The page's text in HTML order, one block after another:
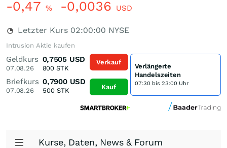
-0,47 % -0,0036 USD
Letzter Kurs 02:00:00 NYSE
Intrusion Aktie kaufen
Geldkurs
07.08.26
0,7505 USD
800 STK
Briefkurs
07.08.26
0,7900 USD
500STK
Verkauf
Kauf
Verlängerte
Handelszeiten
07:30 bis 23:00 Uhr
Kurse, Daten, News & Forum